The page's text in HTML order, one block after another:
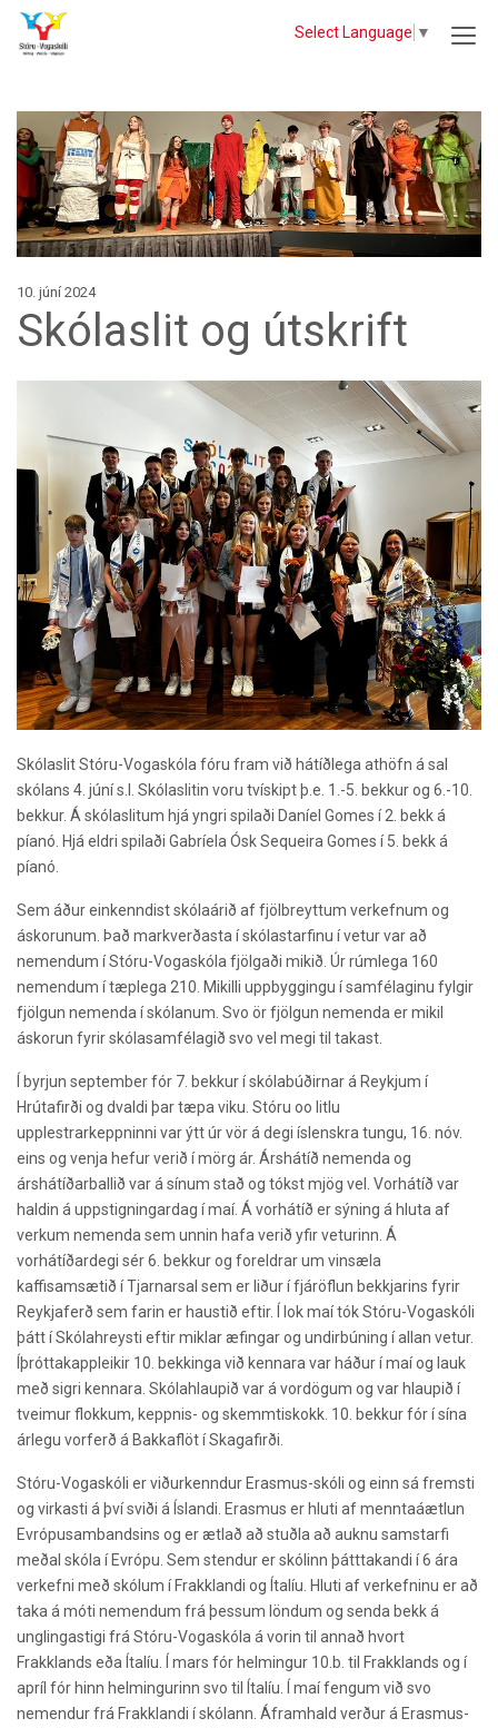
Select Language ▼
10. júní 2024
Skólaslit og útskrift
Skólaslit Stóru-Vogaskóla fóru fram við hátíðlega athöfn á sal
skólans 4. júní s.l. Skólaslitin voru tvískipt þ.e. 1.-5. bekkur og 6.-10.
bekkur. Á skólaslitum hjá yngri spilaði Daníel Gomes í 2. bekk á
píanó. Hjá eldri spilaði Gabríela Ósk Sequeira Gomes í 5. bekk á
píanó.
Sem áður einkenndist skólaárið af fjölbreyttum verkefnum og
áskorunum. Það markverðasta í skólastarfinu í vetur var að
nemendum í Stóru-Vogaskóla fjölgaði mikið. Úr rúmlega 160
nemendum í tæplega 210. Mikilli uppbyggingu í samfélaginu fylgir
fjölgun nemenda í skólanum. Svo ör fjölgun nemenda er mikil
áskorun fyrir skólasamfélagið svo vel megi til takast.
Í byrjun september fór 7. bekkur í skólabúðirnar á Reykjum í
Hrútafirði og dvaldi þar tæpa viku. Stóru oo litlu
upplestrarkeppninni var ýtt úr vör á degi íslenskra tungu, 16. nóv.
eins og venja hefur verið í mörg ár. Árshátíð nemenda og
árshátíðarballið var á sínum stað og tókst mjög vel. Vorhátíð var
haldin á uppstigningardag í maí. Á vorhátíð er sýning á hluta af
verkum nemenda sem unnin hafa verið yfir veturinn. Á
vorhátíðardegi sér 6. bekkur og foreldrar um vinsæla
kaffisamsætið í Tjarnarsal sem er liður í fjáröflun bekkjarins fyrir
Reykjaferð sem farin er haustið eftir. Í lok maí tók Stóru-Vogaskóli
þátt í Skólahreysti eftir miklar æfingar og undirbúning í allan vetur.
Íþróttakappleikir 10. bekkinga við kennara var háður í maí og lauk
með sigri kennara. Skólahlaupið var á vordögum og var hlaupið í
tveimur flokkum, keppnis- og skemmtiskokk. 10. bekkur fór í sína
árlegu vorferð á Bakkaflöt í Skagafirði.
Stóru-Vogaskóli er viðurkenndur Erasmus-skóli og einn sá fremsti
og virkasti á því sviði á Íslandi. Erasmus er hluti af menntaáætlun
Evrópusambandsins og er ætlað að stuðla að auknu samstarfi
meðal skóla í Evrópu. Sem stendur er skólinn þátttakandi í 6 ára
verkefni með skólum í Frakklandi og Ítalíu. Hluti af verkefninu er að
taka á móti nemendum frá þessum löndum og senda bekk á
unglingastigi frá Stóru-Vogaskóla á vorin til annað hvort
Frakklands eða Ítalíu. Í mars fór helmingur 10.b. til Frakklands og í
apríl fór hinn helmingurinn svo til Ítalíu. Í maí fengum við svo
nemendur frá Frakklandi í skólann. Áframhald verður á Erasmus-